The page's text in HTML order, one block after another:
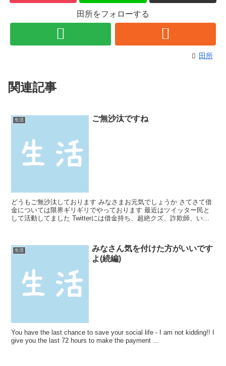
田所をフォローする
田所
関連記事
生活 ご無沙汰ですね
どうもご無沙汰しております みなさまお元気でしょうか さてさて借
金については限界ギリギリでやっております 最近はツイッター民と
して活動してました Twitterには借金持ち、超絶クズ、詐欺師、いい
生活
みなさん気を付けた方がいいです
よ(続編)
You have the last chance to save your social life - I am not kidding!! I
give you the last 72 hours to make the payment ...